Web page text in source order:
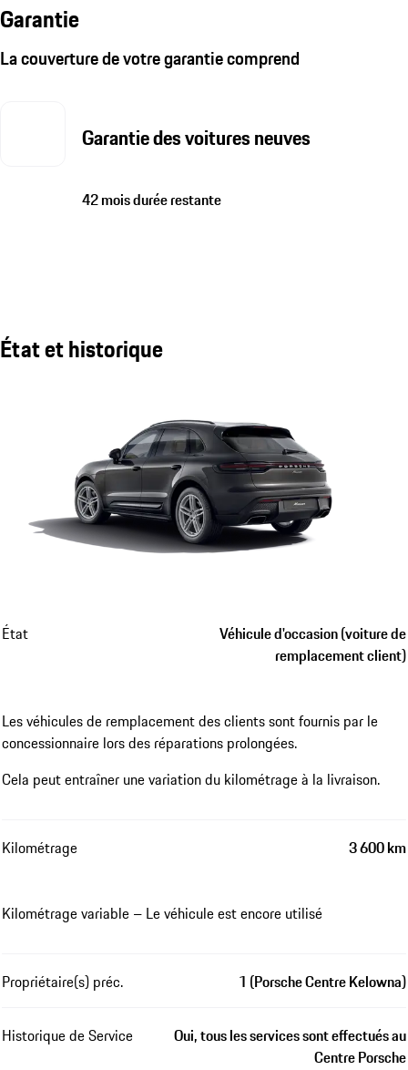
Garantie
La couverture de votre garantie comprend
Garantie des voitures neuves
42 mois durée restante
État et historique
État
Véhicule d'occasion (voiture de
remplacement client)
Les véhicules de remplacement des clients sont fournis par le
concessionnaire lors des réparations prolongées.
Cela peut entraîner une variation du kilométrage à la livraison.
Kilométrage 3 600 km
Kilométrage variable – Le véhicule est encore utilisé
Propriétaire(s) préc. 1 (Porsche Centre Kelowna)
Historique de Service
Oui, tous les services sont effectués au
Centre Porsche